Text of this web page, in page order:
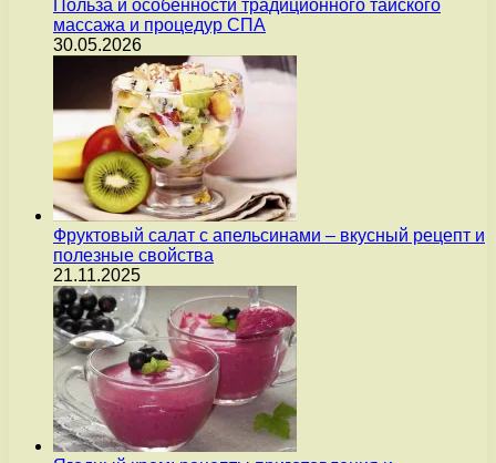
Польза и особенности традиционного тайского
массажа и процедур СПА
30.05.2026
Фруктовый салат с апельсинами – вкусный рецепт и
полезные свойства
21.11.2025